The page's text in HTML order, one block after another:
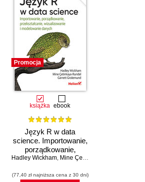
Promocja
książka ebook
Język R w data
science. Importowanie,
porządkowanie,
przekształcanie,
modelowanie danych.
Hadley Wickham, Mine Çetinkaya-Rundel
(77,40 zł najniższa cena z 30 dni)